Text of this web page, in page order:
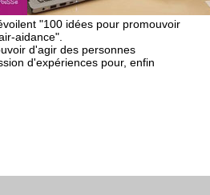
"100 idées pour promouvoir
aidance".
d'agir des personnes
d'expériences pour, enfin